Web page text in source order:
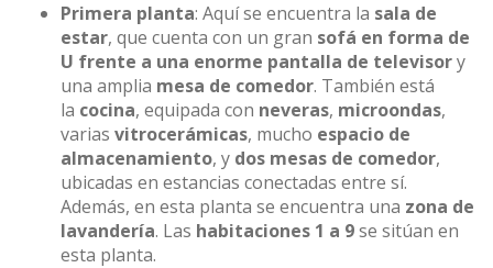
Primera planta: Aquí se encuentra la sala de
estar, que cuenta con un gran sofá en forma de
U frente a una enorme pantalla de televisory
una amplia mesa de comedor. También está
la cocina, equipada con neveras, microondas,
varias vitrocerámicas, mucho espacio de
almacenamiento, y dos mesas de comedor,
ubicadas en estancias conectadas entre sí.
Además, en esta planta se encuentra una zona de
lavandería. Las habitaciones 1 a 9se sitúan en
esta planta.